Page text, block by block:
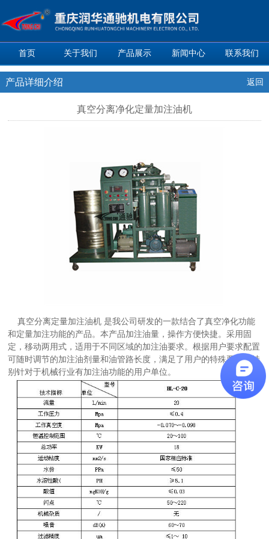
首页 关于我们 产品展示 新闻中心 联系我们
产品详细介绍 返回
真空分离净化定量加注油机
真空分离定量加注油机 是我公司研发的一款结合了真空净化功能
和定量加注功能的产品。本产品加注油量，操作方便快捷。采用固
定，移动两用式，适用于不同区域的加注油要求。根据用户要求配置
可随时调节的加注油剂量和油管路长度，满足了用户的特殊要求。特
别针对于机械行业有加注油功能的用户单位。